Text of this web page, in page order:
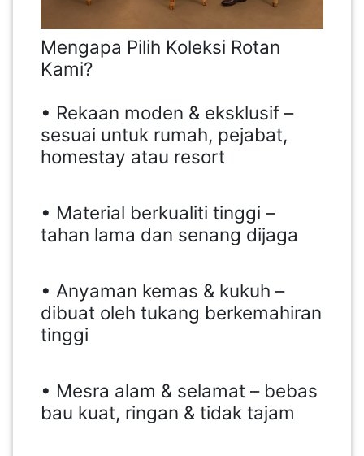
Mengapa Pilih Koleksi Rotan
Kami?
• Rekaan moden & eksklusif –
sesuai untuk rumah, pejabat,
homestay atau resort
• Material berkualiti tinggi –
tahan lama dan senang dijaga
• Anyaman kemas & kukuh –
dibuat oleh tukang berkemahiran
tinggi
• Mesra alam & selamat – bebas
bau kuat, ringan & tidak tajam